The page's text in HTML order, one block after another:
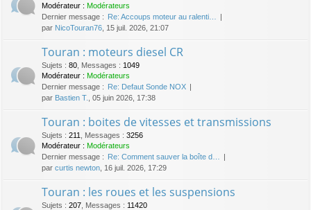
Modérateur : Modérateurs
Dernier message : Re: Accoups moteur au ralenti…
par NicoTouran76 , 15 juil. 2026, 21:07
Touran : moteurs diesel CR
Sujets : 80 Messages : 1049
Modérateur : Modérateurs
Dernier message : Re: Defaut Sonde NOX
par Bastien T. , 05 juin 2026, 17:38
Touran : boites de vitesses et transmissions
Sujets : 211 Messages : 3256
Modérateur : Modérateurs
Dernier message : Re: Comment sauver la boîte d…
par curtis newton , 16 juil. 2026, 17:29
Touran : les roues et les suspensions
Sujets : 207 Messages : 11420